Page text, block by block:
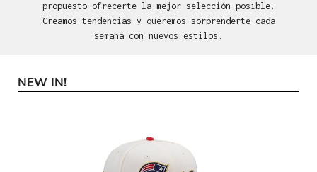
propuesto ofrecerte la mejor selección posible.
Creamos tendencias y queremos sorprenderte cada
semana con nuevos estilos.
Omitir la galería de productos
NEW IN!